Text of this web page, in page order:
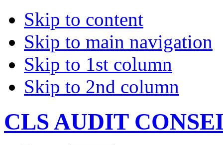
Skip to content
Skip to main navigation
Skip to 1st column
Skip to 2nd column
CLS AUDIT